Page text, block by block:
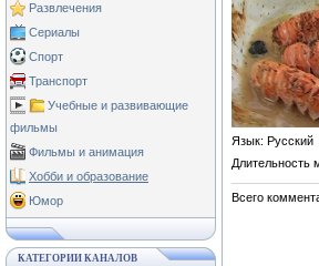
Развлечения
Сериалы
Спорт
Транспорт
Учебные и развивающие
фильмы
Фильмы и анимация
Хобби и образование
Юмор
КАТЕГОРИИ КАНАЛОВ
Язык: Русский
Длительность
Всего